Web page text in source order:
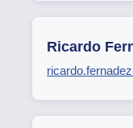
Ricardo